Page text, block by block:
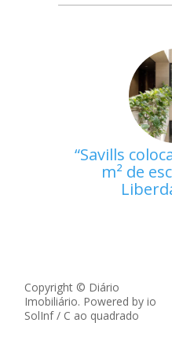
Savills
m² de
Copyright © Diário
Imobiliário. Powered by io
SolInf/ C ao quadrado